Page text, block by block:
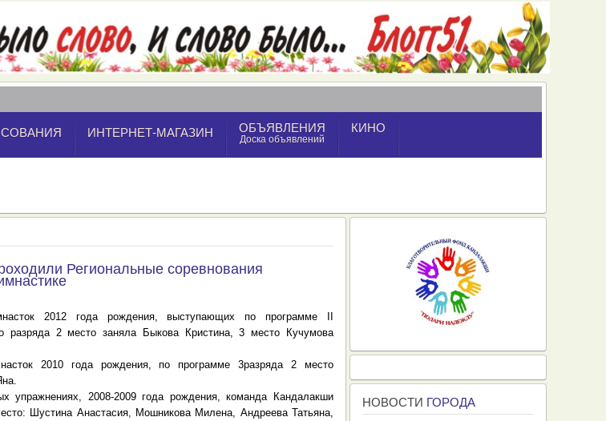
ИНТЕРНЕТ-МАГАЗИН ОБЪЯВЛЕНИЯ
Доска объявлений
КИНО
Региональные соревнования
2012 года рождения, выступающих по программе II
разряда 2 место заняла Быкова Кристина, 3 место Кучумова
2010 года рождения, по программе 3разряда 2 место
упражнениях, 2008-2009 года рождения, команда Кандалакши
Шустина Анастасия, Мошникова Милена, Андреева Татьяна,
НОВОСТИ ГОРОДА